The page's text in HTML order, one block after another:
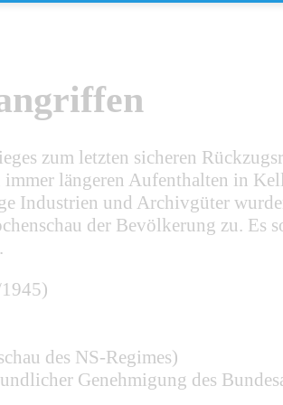
zum letzten sicheren
längeren Aufenthalten in
Industrien und Archivgüter
der Bevölkerung zu. Es
des NS-Regimes)
Genehmigung des